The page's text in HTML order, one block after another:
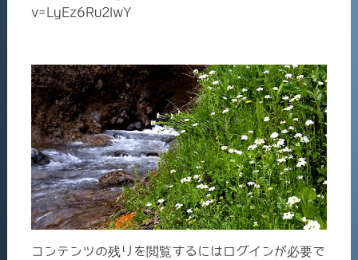
v=LyEz6Ru2IwY
コンテンツの残りを閲覧するにはログインが必要で